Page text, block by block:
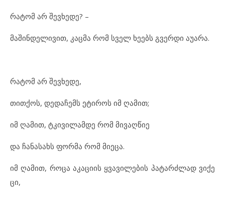
რატომ არ შევხედე? –
მაშინდელივით, კაცმა რომ სველ ხეებს გვერდი აუარა.
რატომ არ შევხედე,
თითქოს, დედაჩემს ეტიროს იმ ღამით;
იმ ღამით, ტკივილამდე რომ მივაღწიე
და ჩანასახს ფორმა რომ მიეცა.
იმ ღამით, როცა აკაციის ყვავილების პატარძლად ვიქე
ცი,